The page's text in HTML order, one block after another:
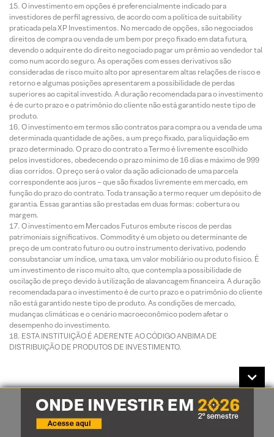
O investimento em opções é preferencialmente indicado para
investidores de perfil agressivo, de acordo com a política de suitability
praticada pela XP Investimentos. No mercado de opções, são negociados
direitos de compra ou venda de um bem por preço fixado em data futura,
devendo o adquirente do direito negociado pagar um prêmio ao vendedor tal
como num acordo seguro. As operações com esses derivativos são
consideradas de risco muito alto por apresentarem altas relações de risco e
retorno e algumas posições apresentarem a possibilidade de perdas
superiores ao capital investido. A duração recomendada para o investimento
é de curto prazo e o patrimônio do cliente não está garantido neste tipo de
produto.
O investimento em termos são contratos para compra ou a venda de uma
determinada quantidade de ações, a um preço fixado, para liquidação em
prazo determinado. O prazo do contrato a Termo é livremente escolhido
pelos investidores, obedecendo o prazo mínimo de 16 dias e máximo de 999
dias corridos. O preço será o valor da ação adicionado de uma parcela
correspondente aos juros – que são fixados livremente em mercado, em
função do prazo do contrato. Toda transação a termo requer um depósito de
garantia. Essas garantias são prestadas em duas formas: cobertura ou
margem.
O investimento em Mercados Futuros embute riscos de perdas
patrimoniais significativos. Commodity é um objeto ou determinante de
preço de um contrato futuro ou outro instrumento derivativo, podendo
consubstanciar um índice, uma taxa, um valor mobiliário ou produto físico. É
um investimento de risco muito alto, que contempla a possibilidade de
oscilação de preço devido à utilização de alavancagem financeira. A duração
recomendada para o investimento é de curto prazo e o patrimônio do cliente
não está garantido neste tipo de produto. As condições de mercado,
mudanças climáticas e o cenário macroeconômico podem afetar o
desempenho do investimento.
ESTA INSTITUIÇÃO É ADERENTE AO CÓDIGO ANBIMA DE
DISTRIBUIÇÃO DE PRODUTOS DE INVESTIMENTO.